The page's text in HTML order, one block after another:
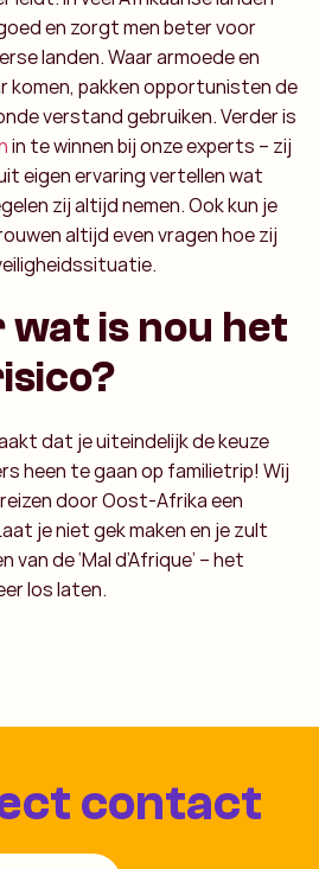
en zorgt men beter voor
landen. Waar armoede en
komen, pakken opportunisten de
verstand gebruiken. Verder is
in te winnen bij onze experts – zij
eigen ervaring vertellen wat
zij altijd nemen. Ook kun je
altijd even vragen hoe zij
wat is nou het
dat je uiteindelijk de keuze
heen te gaan op familietrip! Wij
door Oost-Afrika een
je niet gek maken en je zult
de ‘Mal d’Afrique’ – het
los laten.
contact